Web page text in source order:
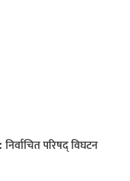
परिषद् विघटन